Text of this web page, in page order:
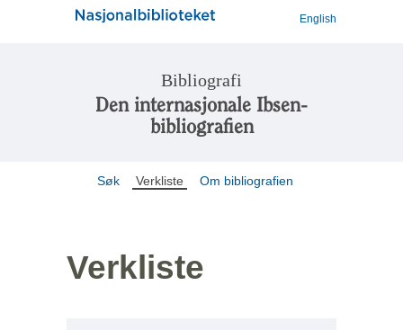
English
Bibliografi
Den internasjonale Ibsen-
bibliografien
Søk Verkliste Om bibliografien
Verkliste